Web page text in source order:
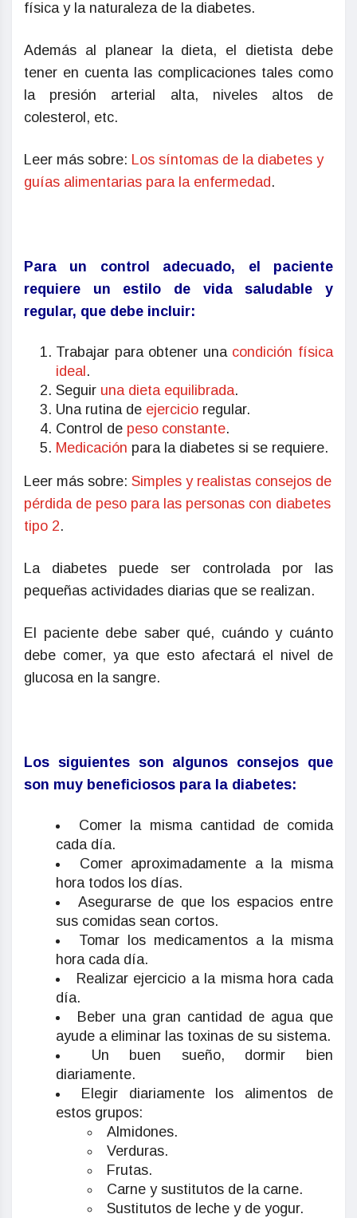
física y la naturaleza de la diabetes.
Además al planear la dieta, el dietista debe
tener en cuenta las complicaciones tales como
la presión arterial alta, niveles altos de
colesterol, etc.
Leer más sobre: Los síntomas de la diabetes y
guías alimentarias para la enfermedad .
Para un control adecuado, el paciente
requiere un estilo de vida saludable y
regular, que debe incluir:
Trabajar para obtener una condición física
ideal .
Seguir una dieta equilibrada.
Una rutina de ejercicio regular.
Control de peso constante.
Medicación para la diabetes si se requiere.
Leer más sobre: Simples y realistas consejos de
pérdida de peso para las personas con diabetes
tipo 2.
La diabetes puede ser controlada por las
pequeñas actividades diarias que se realizan.
El paciente debe saber qué, cuándo y cuánto
debe comer, ya que esto afectará el nivel de
glucosa en la sangre.
Los siguientes son algunos consejos que
son muy beneficiosos para la diabetes:
Comer la misma cantidad de comida
cada día.
Comer aproximadamente a la misma
hora todos los días.
Asegurarse de que los espacios entre
sus comidas sean cortos.
Tomar los medicamentos a la misma
hora cada día.
Realizar ejercicio a la misma hora cada
día.
Beber una gran cantidad de agua que
ayude a eliminar las toxinas de su sistema.
Un buen sueño, dormir bien
diariamente.
Elegir diariamente los alimentos de
estos grupos:
Almidones.
Verduras.
Frutas.
Carne y sustitutos de la carne.
Sustitutos de leche y de yogur.